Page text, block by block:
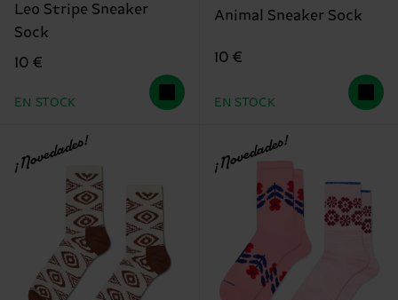
Leo Stripe Sneaker
Sock
10 €
EN STOCK
Animal Sneaker Sock
10 €
EN STOCK
¡Novedades! ¡Novedades!